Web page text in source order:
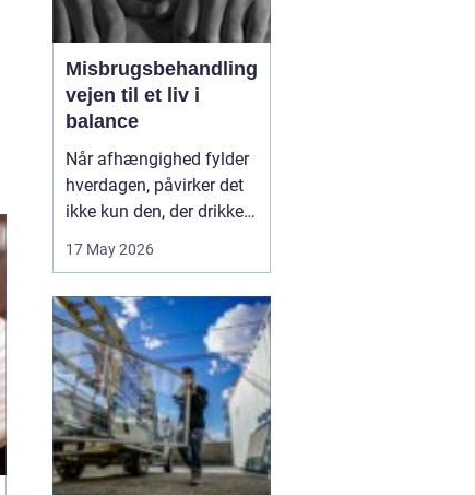
Misbrugsbehandling
vejen til et liv i
balance
Når afhængighed fylder
hverdagen, påvirker det
ikke kun den, der drikker,
medicin. Hele familien
Mange går længe alene
med problemerne, før de
søger hjælp. Her kan
misbrugsbehandling
være et afgørende...
17 May 2026